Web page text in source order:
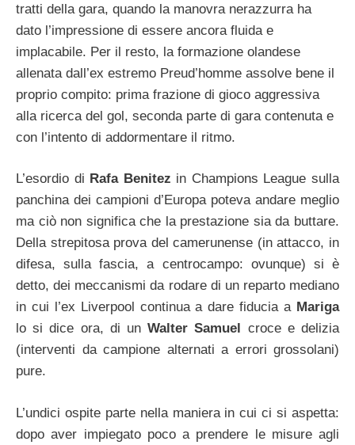
tratti della gara, quando la manovra nerazzurra ha
dato l’impressione di essere ancora fluida e
implacabile. Per il resto, la formazione olandese
allenata dall’ex estremo Preud’homme assolve bene il
proprio compito: prima frazione di gioco aggressiva
alla ricerca del gol, seconda parte di gara contenuta e
con l’intento di addormentare il ritmo.
L’esordio di Rafa Benitez in Champions League sulla
panchina dei campioni d’Europa poteva andare meglio
ma ciò non significa che la prestazione sia da buttare.
Della strepitosa prova del camerunense (in attacco, in
difesa, sulla fascia, a centrocampo: ovunque) si è
detto, dei meccanismi da rodare di un reparto mediano
in cui l’ex Liverpool continua a dare fiducia a Mariga
lo si dice ora, di unWalter Samuel croce e delizia
(interventi da campione alternati a errori grossolani)
pure.
L’undici ospite parte nella maniera in cui ci si aspetta:
dopo aver impiegato poco a prendere le misure agli